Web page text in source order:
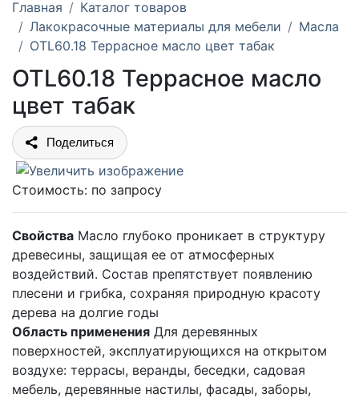
Главная
Каталог товаров
Лакокрасочные материалы для мебели
Масла
OTL60.18 Террасное масло цвет табак
OTL60.18 Террасное масло
цвет табак
Поделиться
Стоимость: по запросу
Свойства Масло глубоко проникает в структуру
древесины, защищая ее от атмосферных
воздействий. Состав препятствует появлению
плесени и грибка, сохраняя природную красоту
дерева на долгие годы
Область применения Для деревянных
поверхностей, эксплуатирующихся на открытом
воздухе: террасы, веранды, беседки, садовая
мебель, деревянные настилы, фасады, заборы,